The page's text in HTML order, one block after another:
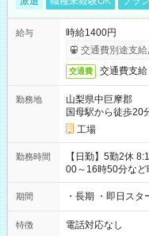
給与
時給1400円
交通費別途支給
交通費 交通費支給
勤務地
山梨県中巨摩郡
国母駅から徒歩20
工場
勤務時間
【日勤】5勤2休
00～16時50分な
期間 ・長期 ・即日スタ
特徴 電話対応なし